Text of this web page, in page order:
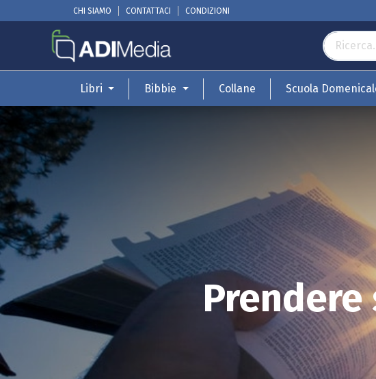
CHI SIAMO CONTATTACI CONDIZIONI
Libri Bibbie Collane Scuola